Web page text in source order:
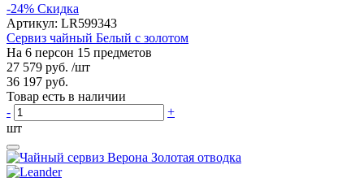
-24% Скидка
Артикул: LR599343
Сервиз чайный Белый с золотом
На 6 персон 15 предметов
27 579 руб. /шт
36 197 руб.
Товар есть в наличии
-
+
шт